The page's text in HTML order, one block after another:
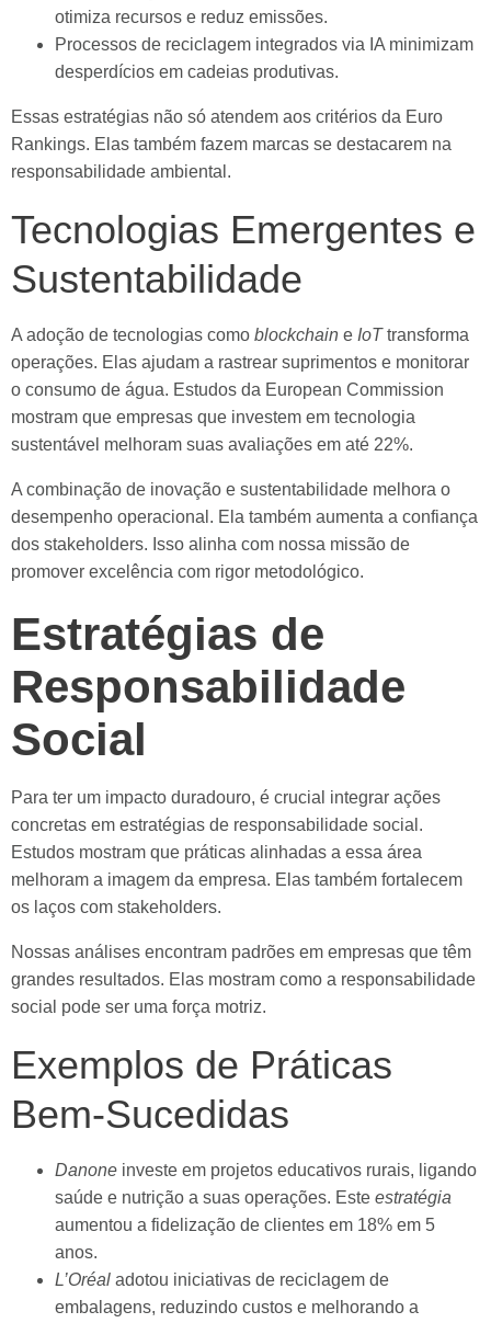
otimiza recursos e reduz emissões.
Processos de reciclagem integrados via IA minimizam
desperdícios em cadeias produtivas.
Essas estratégias não só atendem aos critérios da Euro
Rankings. Elas também fazem marcas se destacarem na
responsabilidade ambiental.
Tecnologias Emergentes e
Sustentabilidade
A adoção de tecnologias como blockchain e IoTtransforma
operações. Elas ajudam a rastrear suprimentos e monitorar
o consumo de água. Estudos da European Commission
mostram que empresas que investem em tecnologia
sustentável melhoram suas avaliações em até 22%.
A combinação de inovação e sustentabilidade melhora o
desempenho operacional. Ela também aumenta a confiança
dos stakeholders. Isso alinha com nossa missão de
promover excelência com rigor metodológico.
Estratégias de
Responsabilidade
Social
Para ter um impacto duradouro, é crucial integrar ações
concretas em estratégias de responsabilidade social.
Estudos mostram que práticas alinhadas a essa área
melhoram a imagem da empresa. Elas também fortalecem
os laços com stakeholders.
Nossas análises encontram padrões em empresas que têm
grandes resultados. Elas mostram como a responsabilidade
social pode ser uma força motriz.
Exemplos de Práticas
Bem-Sucedidas
Danone investe em projetos educativos rurais, ligando
saúde e nutrição a suas operações. Este estratégia
aumentou a fidelização de clientes em 18% em 5
anos.
L’Oréal adotou iniciativas de reciclagem de
embalagens, reduzindo custos e melhorando a